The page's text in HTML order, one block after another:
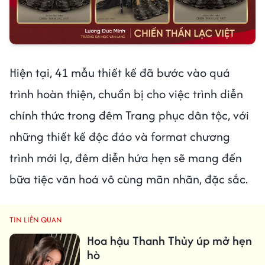
Hiện tại, 41 mẫu thiết kế đã bước vào quá
trình hoàn thiện, chuẩn bị cho việc trình diễn
chính thức trong đêm Trang phục dân tộc, với
những thiết kế độc đáo và format chương
trình mới lạ, đêm diễn hứa hẹn sẽ mang đến
bữa tiệc văn hoá vô cùng mãn nhãn, đặc sắc.
TIN LIÊN QUAN
Hoa hậu Thanh Thủy úp mở hẹn
hò